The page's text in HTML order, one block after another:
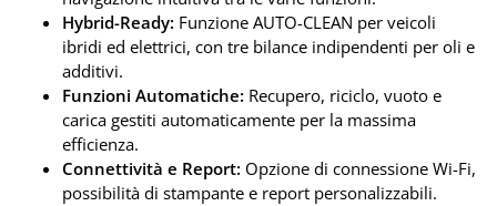
Hybrid-Ready: Funzione AUTO-CLEAN per veicoli
ibridi ed elettrici, con tre bilance indipendenti per oli e
additivi.
Funzioni Automatiche: Recupero, riciclo, vuoto e
carica gestiti automaticamente per la massima
efficienza.
Connettività e Report: Opzione di connessione Wi-Fi,
possibilità di stampante e report personalizzabili.